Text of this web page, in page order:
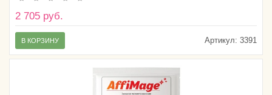
2 705 руб.
Артикул: 3391
В КОРЗИНУ